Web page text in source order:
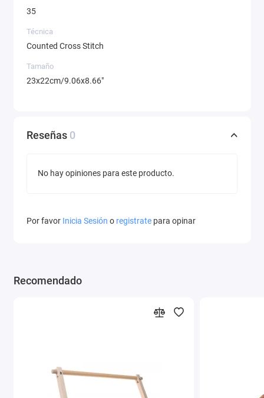
35
Técnica
Counted Cross Stitch
Tamaño
23x22cm/9.06x8.66"
Reseñas 0
No hay opiniones para este producto.
Por favor Inicia Sesión o registrate para opinar
Recomendado